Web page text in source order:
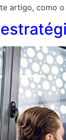
artigo, como